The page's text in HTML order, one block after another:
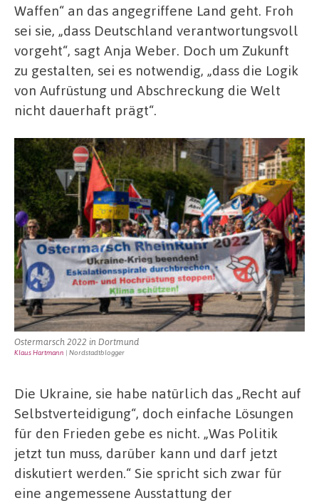
Waffen“ an das angegriffene Land geht. Froh
sei sie, „dass Deutschland verantwortungsvoll
vorgeht“, sagt Anja Weber. Doch um Zukunft
zu gestalten, sei es notwendig, „dass die Logik
von Aufrüstung und Abschreckung die Welt
nicht dauerhaft prägt“.
Ostermarsch 2022 in Dortmund
Klaus Hartmann | Nordstadtblogger
Die Ukraine, sie habe natürlich das „Recht auf
Selbstverteidigung“, doch einfache Lösungen
für den Frieden gebe es nicht. „Was Politik
jetzt tun muss, darüber kann und darf jetzt
diskutiert werden.“ Sie spricht sich zwar für
eine angemessene Ausstattung der